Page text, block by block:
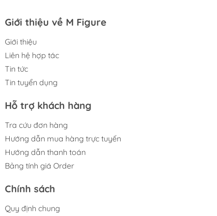
Giới thiệu về M Figure
Giới thiệu
Liên hệ hợp tác
Tin tức
Tin tuyển dụng
Hỗ trợ khách hàng
Tra cứu đơn hàng
Hướng dẫn mua hàng trực tuyến
Hướng dẫn thanh toán
Bảng tính giá Order
Chính sách
Quy định chung